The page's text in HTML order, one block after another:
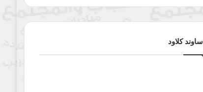
ساوند كلاود